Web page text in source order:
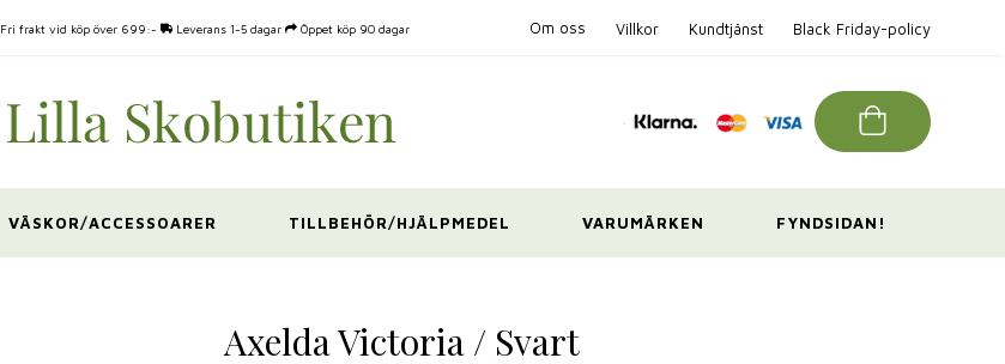
Fri frakt vid köp över 699:- Leverans 1-5 dagar Öppet köp 90 dagar Om oss Villkor Kundtjänst Black Friday-policy
VÄSKOR/ACCESSOARER TILLBEHÖR/HJÄLPMEDEL VARUMÄRKEN FYNDSIDAN!
Axelda Victoria / Svart